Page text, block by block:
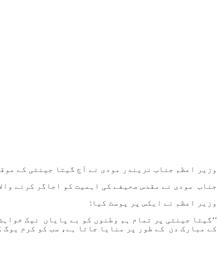
وزیر اعظم جناب نریندر مودی نے آج گیتا جینتی کے
جناب مودی نے مقدس صحیفے کی اہمیت کو اجاگر کرنے
وزیر اعظم نے ایکس پر پوسٹ کیا :
‘‘گیتا جینتی پر تمام ہم وطنوں کو بے پایاں نیک
کے مبارک دن کے طور پر منایا جاتا ہے، سب کو کرم یوگ